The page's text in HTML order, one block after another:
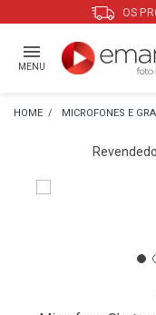
OS
MENU
MICROFONES E